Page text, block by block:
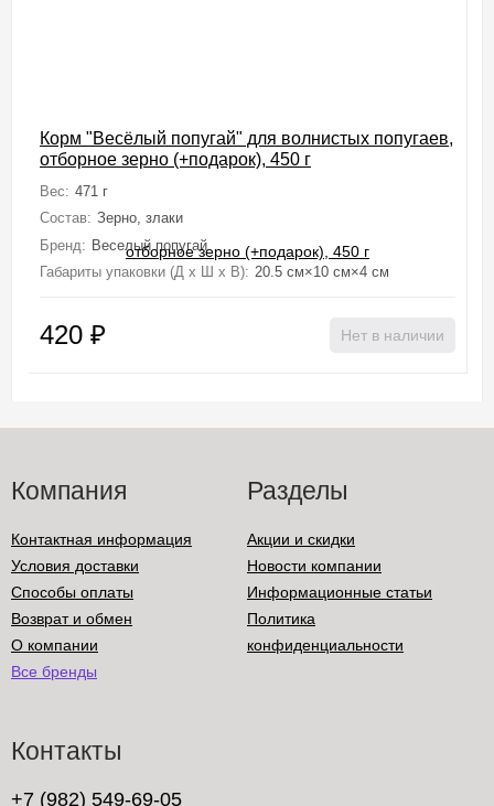
Корм "Весёлый попугай" для волнистых попугаев,
отборное зерно (+подарок), 450 г
Вес: 471 г
Состав: Зерно, злаки
Бренд: Веселый попугай
Габариты упаковки (Д х Ш х В): 20.5 см×10 см×4 см
420 ₽ Нет в наличии
Компания
Контактная информация
Условия доставки
Способы оплаты
Возврат и обмен
О компании
Все бренды
Разделы
Акции и скидки
Новости компании
Информационные статьи
Политика
конфиденциальности
Контакты
+7 (982) 549-69-05